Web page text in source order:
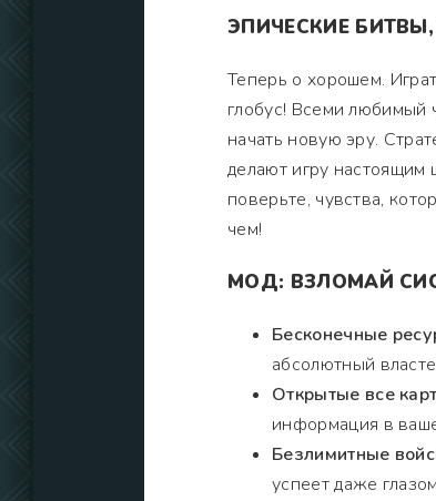
ЭПИЧЕСКИЕ
Теперь о хорошем.
глобус! Всеми любимый
начать новую эру.
делают игру
поверьте, чувства,
чем!
МОД: ВЗЛОМАЙ
Бесконечные
абсолютный
Открытые все
информация в
Безлимитные
успеет даже